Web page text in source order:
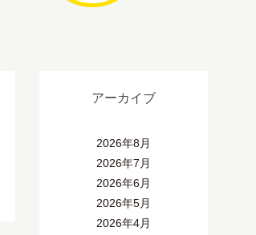
アーカイブ
2026年8月
2026年7月
2026年6月
2026年5月
2026年4月